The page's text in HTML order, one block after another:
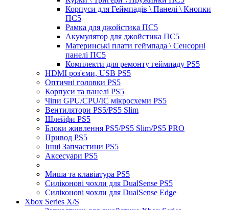
Корпуси для Геймпадів \ Панелі \ Кнопки
ПС5
Рамка для джойстика ПС5
Акумулятор для джойстика ПС5
Материнські плати геймпада \ Сенсорні
панелі ПС5
Комплекти для ремонту геймпаду PS5
HDMI роз'єми, USB PS5
Оптичні головки PS5
Корпуси та панелі PS5
Чіпи GPU/CPU/IC мікросхеми PS5
Вентилятори PS5/PS5 Slim
Шлейфи PS5
Блоки живлення PS5/PS5 Slim/PS5 PRO
Привод PS5
Інші Запчастини PS5
Аксесуари PS5
Миша та клавіатура PS5
Силіконові чохли для DualSense PS5
Силіконові чохли для DualSense Edge
Xbox Series X/S